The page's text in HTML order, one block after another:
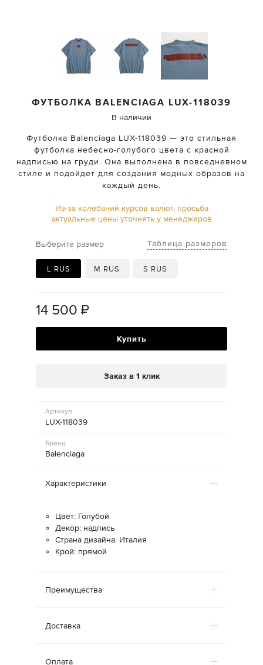
ФУТБОЛКА BALENCIAGA LUX-118039
В наличии
Футболка Balenciaga LUX-118039 — это стильная
футболка небесно-голубого цвета с красной
надписью на груди. Она выполнена в повседневном
стиле и подойдет для создания модных образов на
каждый день.
Из-за колебаний курсов валют, просьба
актуальные цены уточнять у менеджеров
Выберите размер Таблица размеров
L RUS M RUS S RUS
14 500 ₽
Купить
Заказ в 1 клик
Артикул
LUX-118039
Бренд
Balenciaga
Характеристики
Цвет: Голубой
Декор: надпись
Страна дизайна: Италия
Крой: прямой
Преимущества
Доставка
Оплата